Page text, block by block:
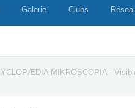
Galerie Clubs
MIKROSCOPIA -